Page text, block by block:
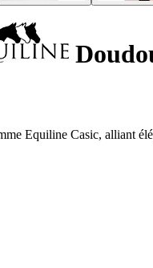
Equiline Casic, alliant